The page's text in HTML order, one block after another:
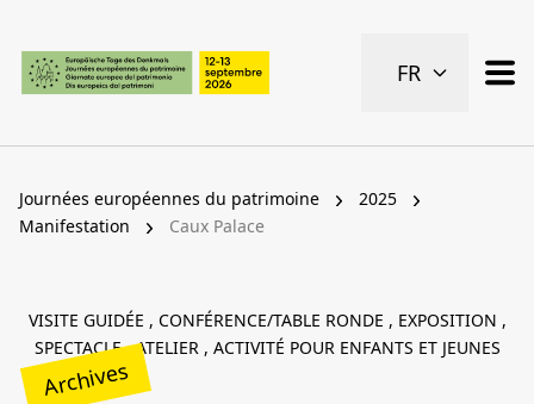
Pages importantes
Page d’accueil
Contenu
Plan du site
FR
Journées européennes du patrimoine
2025
Manifestation
Caux Palace
VISITE GUIDÉE , CONFÉRENCE/TABLE RONDE , EXPOSITION ,
SPECTACLE , ATELIER , ACTIVITÉ POUR ENFANTS ET JEUNES
Archives